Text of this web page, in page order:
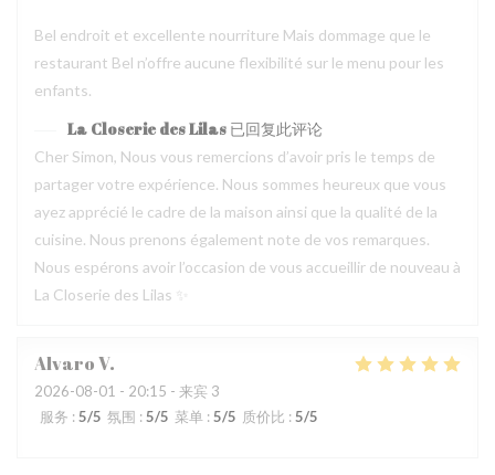
Bel endroit et excellente nourriture Mais dommage que le
restaurant Bel n’offre aucune flexibilité sur le menu pour les
enfants.
La Closerie des Lilas 已回复此评论
Cher Simon, Nous vous remercions d’avoir pris le temps de
partager votre expérience. Nous sommes heureux que vous
ayez apprécié le cadre de la maison ainsi que la qualité de la
cuisine. Nous prenons également note de vos remarques.
Nous espérons avoir l’occasion de vous accueillir de nouveau à
La Closerie des Lilas ✨
AlvaroV
2026-08-01 - 20:15 - 来宾 3
服务 : 5/5 氛围 : 5/5 菜单 : 5/5 质价比 : 5/5